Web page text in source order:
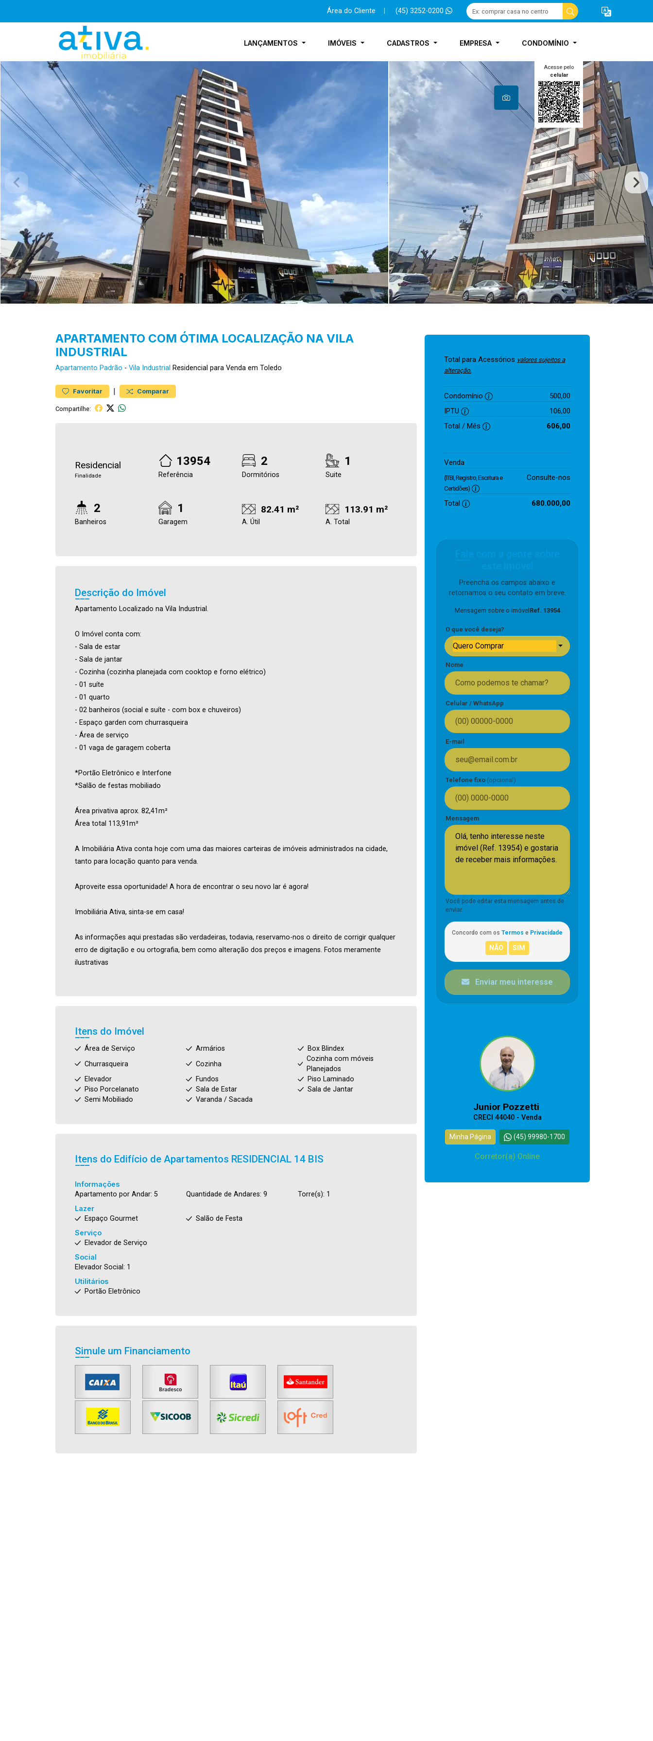
Área do Cliente (45) 3252-0200
LANÇAMENTOS IMÓVEIS CADASTROS EMPRESA CONDOMÍNIO
Acesse pelo
celular
APARTAMENTO COM ÓTIMA LOCALIZAÇÃO NA VILA
INDUSTRIAL
Apartamento Padrão - Vila Industrial Residencial para Venda em Toledo
Favoritar | Comparar
Compartilhe:
Residencial
Finalidade
13954
Referência
2
Dormitórios
1
Suite
2
Banheiros
1
Garagem
82.41 m²
A. Útil
113.91 m²
A. Total
Descrição do Imóvel
Apartamento Localizado na Vila Industrial.
O Imóvel conta com:
- Sala de estar
- Sala de jantar
- Cozinha (cozinha planejada com cooktop e forno elétrico)
- 01 suíte
- 01 quarto
- 02 banheiros (social e suíte - com box e chuveiros)
- Espaço garden com churrasqueira
- Área de serviço
- 01 vaga de garagem coberta
*Portão Eletrônico e Interfone
*Salão de festas mobiliado
Área privativa aprox. 82,41m²
Área total 113,91m²
A Imobiliária Ativa conta hoje com uma das maiores carteiras de imóveis administrados na cidade,
tanto para locação quanto para venda.
Aproveite essa oportunidade! A hora de encontrar o seu novo lar é agora!
Imobiliária Ativa, sinta-se em casa!
As informações aqui prestadas são verdadeiras, todavia, reservamo-nos o direito de corrigir qualquer
erro de digitação e ou ortografia, bem como alteração dos preços e imagens. Fotos meramente
ilustrativas
Itens do Imóvel
Área de Serviço Armários
Box Blindex
Churrasqueira
Cozinha
Cozinha com móveis
Planejados
Elevador
Fundos
Piso Laminado
Piso Porcelanato
Sala de Estar
Sala de Jantar
Semi Mobiliado
Varanda / Sacada
Itens do Edifício de Apartamentos RESIDENCIAL 14 BIS
Informações
Apartamento por Andar: 5
Quantidade de Andares: 9
Torre(s): 1
Lazer
Espaço Gourmet
Salão de Festa
Serviço
Elevador de Serviço
Social
Elevador Social: 1
Utilitários
Portão Eletrônico
Simule um Financiamento
Total para Acessórios valores sujeitos a
alteração.
Condomínio
500,00
IPTU
106,00
Total / Mês
606,00
Venda
(ITBI, Registro, Escritura e
Certidões)
Consulte-nos
Total 680.000,00
Preencha os campos abaixo e
retornamos o seu contato em breve.
Mensagem sobre o imóvel Ref. 13954
O que você deseja?
Quero Comprar
Nome
Celular / WhatsApp
E-mail
Telefone fixo (opcional)
Mensagem
Você pode editar esta mensagem antes de
enviar.
Concordo com os Termos e Privacidade
Enviar meu interesse
Junior Pozzetti
CRECI 44040 - Venda
Minha Página (45) 99980-1700
Corretor(a) Online